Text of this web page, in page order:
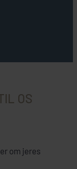
OS
om jeres